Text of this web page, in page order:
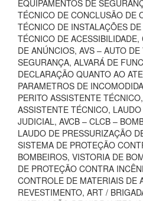
EQUIPAMENTOS DE
TÉCNICO DE CONCLUSÃO DE
TÉCNICO DE INSTALAÇÕES
TÉCNICO DE
DE ANÚNCIOS, AVS – AUTO
SEGURANÇA, ALVARÁ DE
DECLARAÇÃO QUANTO AO
PARAMETROS DE
PERITO ASSISTENTE
ASSISTENTE TÉCNICO,
JUDICIAL, AVCB – CLCB –
LAUDO DE PRESSURIZAÇÃO
SISTEMA DE PROTEÇÃO
BOMBEIROS, VISTORIA DE
DE PROTEÇÃO CONTRA
CONTROLE DE MATERIAIS DE
REVESTIMENTO, ART /